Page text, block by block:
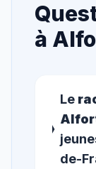
à
Le
de-